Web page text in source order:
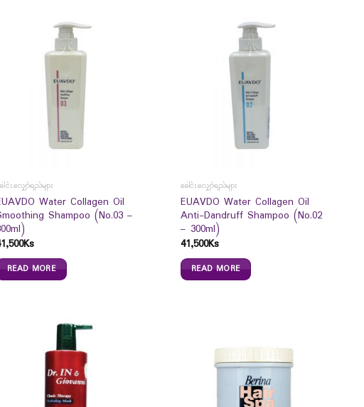
ါင်းလျှော်ရည်များ
Water Collagen Oil
Shampoo (No.03 –
Ks
READ MORE
ခေါင်းလျှော်ရည်များ
EUAVDO Water Collagen Oil
Anti-Dandruff Shampoo (No.02
– 300ml)
41,500Ks
READ MORE